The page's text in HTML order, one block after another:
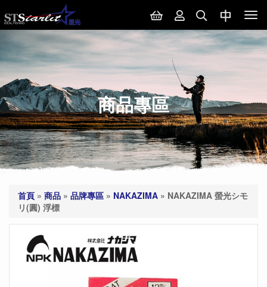
商品專區
首頁 » 商品 » 品牌專區 » NAKAZIMA » NAKAZIMA 螢光シモ
リ(圓) 浮標